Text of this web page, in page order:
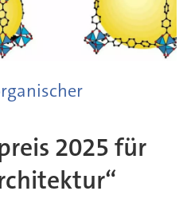
2025 für